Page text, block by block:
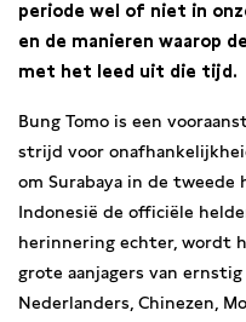
periode wel of niet in
en de manieren waarop
met het leed uit die tijd.
Bung Tomo is een
strijd voor
om Surabaya in de tweede
Indonesië de officiële
herinnering echter, wordt
grote aanjagers van
Nederlanders, Chinezen,